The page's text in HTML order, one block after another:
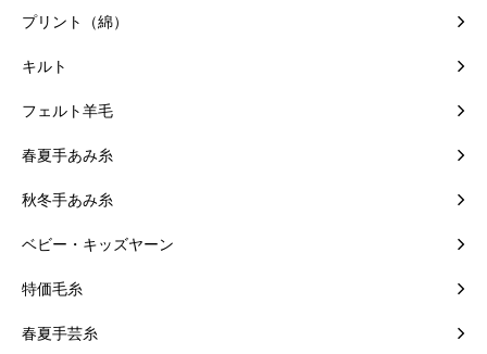
プリント（綿）
キルト
フェルト羊毛
春夏手あみ糸
秋冬手あみ糸
ベビー・キッズヤーン
特価毛糸
春夏手芸糸